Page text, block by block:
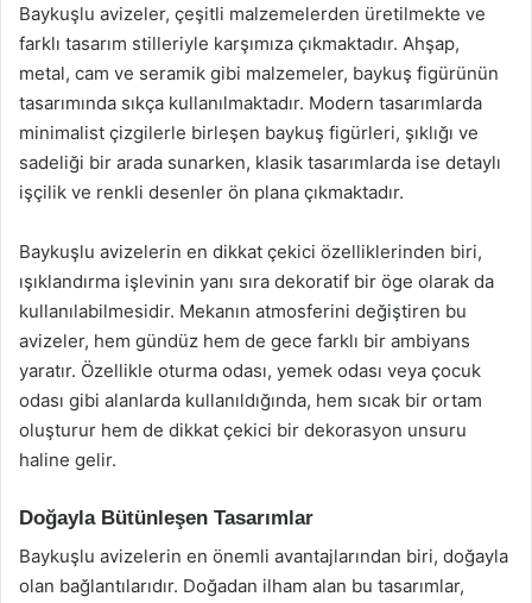
Baykuşlu avizeler, çeşitli malzemelerden üretilmekte ve
farklı tasarım stilleriyle karşımıza çıkmaktadır. Ahşap,
metal, cam ve seramik gibi malzemeler, baykuş figürünün
tasarımında sıkça kullanılmaktadır. Modern tasarımlarda
minimalist çizgilerle birleşen baykuş figürleri, şıklığı ve
sadeliği bir arada sunarken, klasik tasarımlarda ise detaylı
işçilik ve renkli desenler ön plana çıkmaktadır.
Baykuşlu avizelerin en dikkat çekici özelliklerinden biri,
ışıklandırma işlevinin yanı sıra dekoratif bir öge olarak da
kullanılabilmesidir. Mekanın atmosferini değiştiren bu
avizeler, hem gündüz hem de gece farklı bir ambiyans
yaratır. Özellikle oturma odası, yemek odası veya çocuk
odası gibi alanlarda kullanıldığında, hem sıcak bir ortam
oluşturur hem de dikkat çekici bir dekorasyon unsuru
haline gelir.
Doğayla Bütünleşen Tasarımlar
Baykuşlu avizelerin en önemli avantajlarından biri, doğayla
olan bağlantılarıdır. Doğadan ilham alan bu tasarımlar,